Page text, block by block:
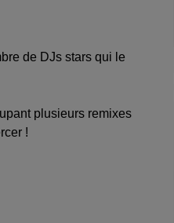
de DJs stars qui le
plusieurs remixes
!